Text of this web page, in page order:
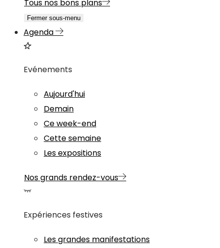
Tous nos bons plans
Fermer sous-menu
Agenda
Evénements
Aujourd'hui
Demain
Ce week-end
Cette semaine
Les expositions
Nos grands rendez-vous
Expériences festives
Les grandes manifestations